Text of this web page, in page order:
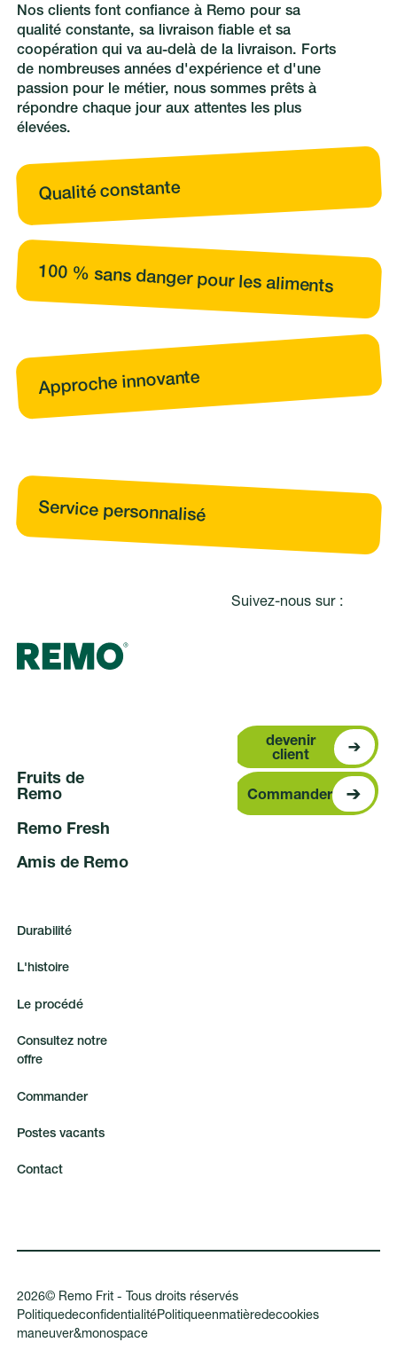
Nos clients font confiance à Remo pour sa
qualité constante, sa livraison fiable et sa
coopération qui va au-delà de la livraison. Forts
de nombreuses années d'expérience et d'une
passion pour le métier, nous sommes prêts à
répondre chaque jour aux attentes les plus
élevées.
Qualité constante
100 % sans danger pour les aliments
Approche innovante
Service personnalisé
Pied de page
Fruits de
Remo
Remo Fresh
Amis de Remo
Durabilité
L'histoire
Le procédé
Consultez notre
offre
Commander
Postes vacants
Contact
Suivez-nous sur :
devenir
devenir
client
Commander
Commander
2026© Remo Frit - Tous droits réservés
PolitiquedeconfidentialitéPolitiqueenmatièredecookies
maneuver&monospace